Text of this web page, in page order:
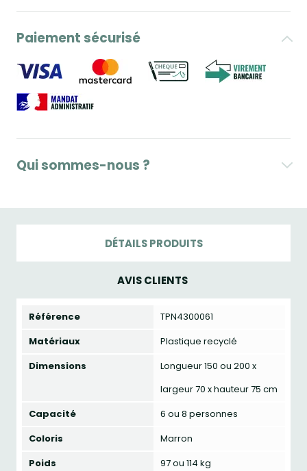
Paiement sécurisé
Qui sommes-nous ?
DÉTAILS PRODUITS
AVIS CLIENTS
Référence
TPN4300061
Matériaux
Plastique recyclé
Dimensions
Longueur 150 ou 200 x
largeur 70 x hauteur 75 cm
Capacité
6 ou 8 personnes
Coloris
Marron
Poids
97 ou 114 kg